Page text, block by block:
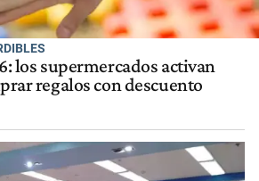
los supermercados activan
regalos con descuento